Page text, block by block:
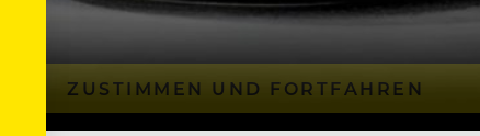
ZUSTIMMEN UND FORTFAHREN